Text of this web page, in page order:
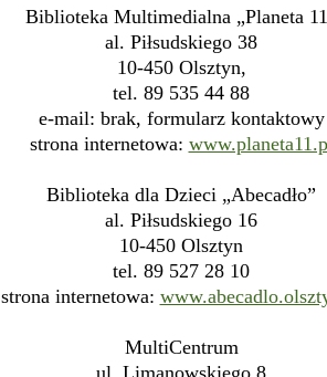
Biblioteka Multimedialna „Planeta
al. Piłsudskiego 38
10-450 Olsztyn,
tel. 89 535 44 88
e-mail: brak, formularz kontaktowy
strona internetowa:
Biblioteka dla Dzieci „Abecadło”
al. Piłsudskiego 16
10-450 Olsztyn
tel. 89 527 28 10
strona internetowa:
MultiCentrum
ul. Limanowskiego 8